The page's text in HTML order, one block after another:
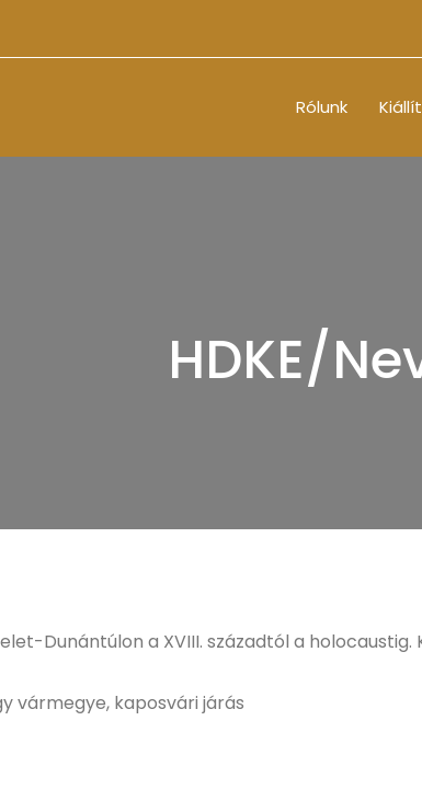
Rólunk
HDKE/
Dunántúlon a XVIII. századtól a holocaustig.
vármegye, kaposvári járás